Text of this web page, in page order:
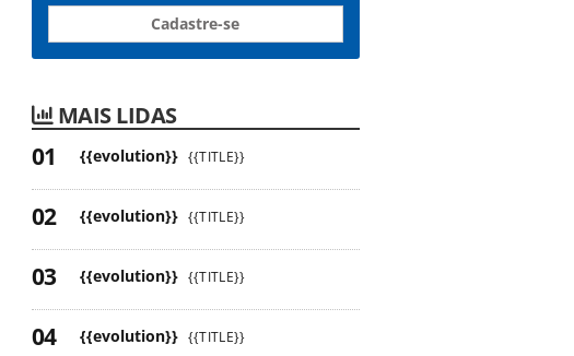
Cadastre-se
MAIS LIDAS
{{evolution}} {{TITLE}}
{{evolution}} {{TITLE}}
{{evolution}} {{TITLE}}
{{evolution}} {{TITLE}}